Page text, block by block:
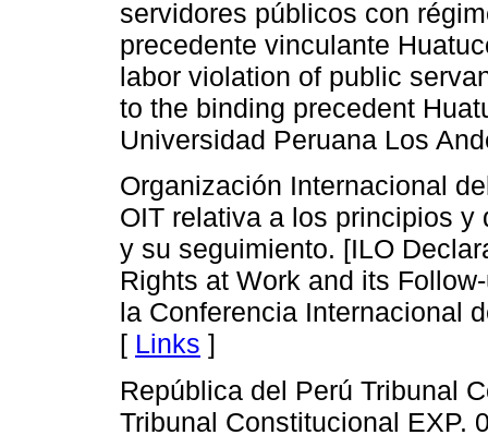
servidores públicos con
precedente vinculante
labor violation of public
to the binding precedent
Universidad Peruana Los
Organización Internacional
OIT relativa a los principios
y su seguimiento. [ILO
Rights at Work and its
la Conferencia Internacional
[ Links ]
República del Perú Tribunal
Tribunal Constitucional EXP.